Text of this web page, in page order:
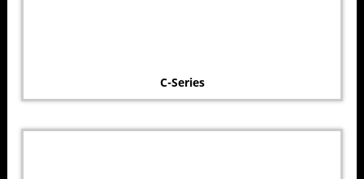
C-Series